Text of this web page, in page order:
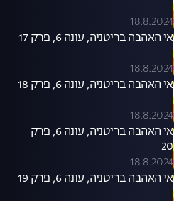
18.8.2024
אי האהבה בריטניה, עונה 6, פרק 17
18.8.2024
אי האהבה בריטניה, עונה 6, פרק 18
18.8.2024
אי האהבה בריטניה, עונה 6, פרק
20
18.8.2024
אי האהבה בריטניה, עונה 6, פרק 19